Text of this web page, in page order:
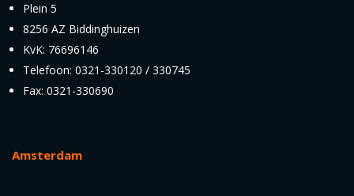
Plein 5
8256 AZ Biddinghuizen
KvK: 76696146
Telefoon: 0321-330120 / 330745
Fax: 0321-330690
Amsterdam